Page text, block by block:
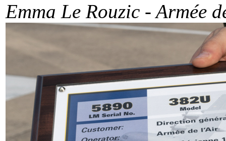
Emma Le Rouzic - Armée